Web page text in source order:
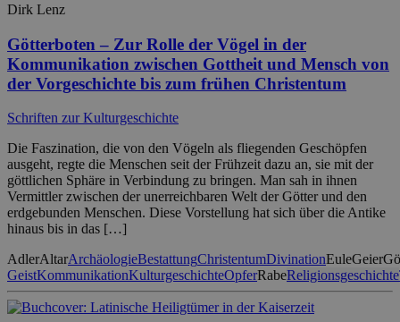
Dirk Lenz
Götterboten – Zur Rolle der Vögel in der
Kommunikation zwischen Gottheit und Mensch von
der Vorgeschichte bis zum frühen Christentum
Schriften zur Kulturgeschichte
Die Faszination, die von den Vögeln als fliegenden Geschöpfen
ausgeht, regte die Menschen seit der Frühzeit dazu an, sie mit der
göttlichen Sphäre in Verbindung zu bringen. Man sah in ihnen
Vermittler zwischen der unerreichbaren Welt der Götter und den
erdgebunden Menschen. Diese Vorstellung hat sich über die Antike
hinaus bis in das […]
AdlerAltarArchäologieBestattungChristentumDivinationEuleGeier
GeistKommunikationKulturgeschichteOpferRabeReligionsgeschichte